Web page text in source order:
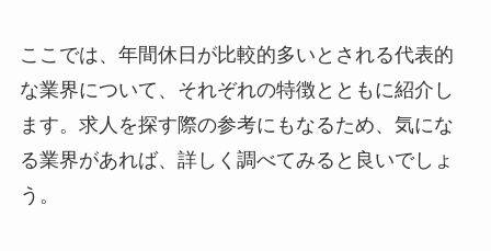
ここでは、年間休日が比較的多いとされる代表的
な業界について、それぞれの特徴とともに紹介し
ます。求人を探す際の参考にもなるため、気にな
る業界があれば、詳しく調べてみると良いでしょ
う。